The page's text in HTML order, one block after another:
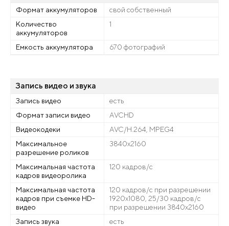
Формат аккумуляторов
свой собственный
Количество
аккумуляторов
1
Емкость аккумулятора 670 фотографий
Запись видео и звука
Запись видео
есть
Формат записи видео
AVCHD
Видеокодеки
AVC/H.264, MPEG4
Максимальное
разрешение роликов
3840x2160
Максимальная частота
кадров видеоролика
120 кадров/с
Максимальная частота
кадров при съемке HD-
видео
120 кадров/с при разрешении
1920x1080, 25/30 кадров/с
при разрешении 3840x2160
Запись звука
есть